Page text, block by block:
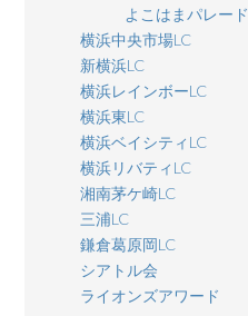
よこはまパレード
横浜中央市場LC
新横浜LC
横浜レインボーLC
横浜東LC
横浜ベイシティLC
横浜リバティLC
湘南茅ケ崎LC
三浦LC
鎌倉葛原岡LC
シアトル会
ライオンズアワード